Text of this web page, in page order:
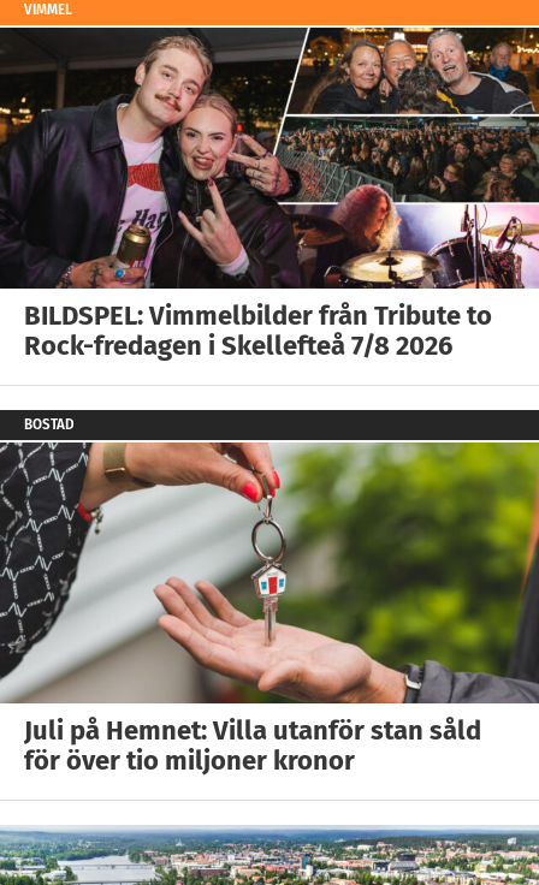
VIMMEL
BILDSPEL: Vimmelbilder från Tribute to
Rock-fredagen i Skellefteå 7/8 2026
BOSTAD
Juli på Hemnet: Villa utanför stan såld
för över tio miljoner kronor